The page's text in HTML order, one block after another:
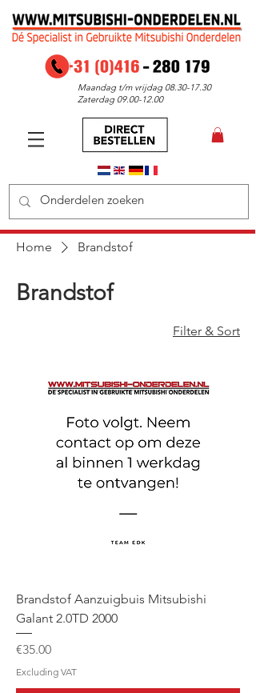
Maandag t/m vrijdag 08.30-17.30
Zaterdag 09.00-12.00
Home Brandstof
Brandstof
Filter & Sort
Brandstof Aanzuigbuis Mitsubishi
Galant 2.0TD 2000
Price
€35.00
Excluding VAT